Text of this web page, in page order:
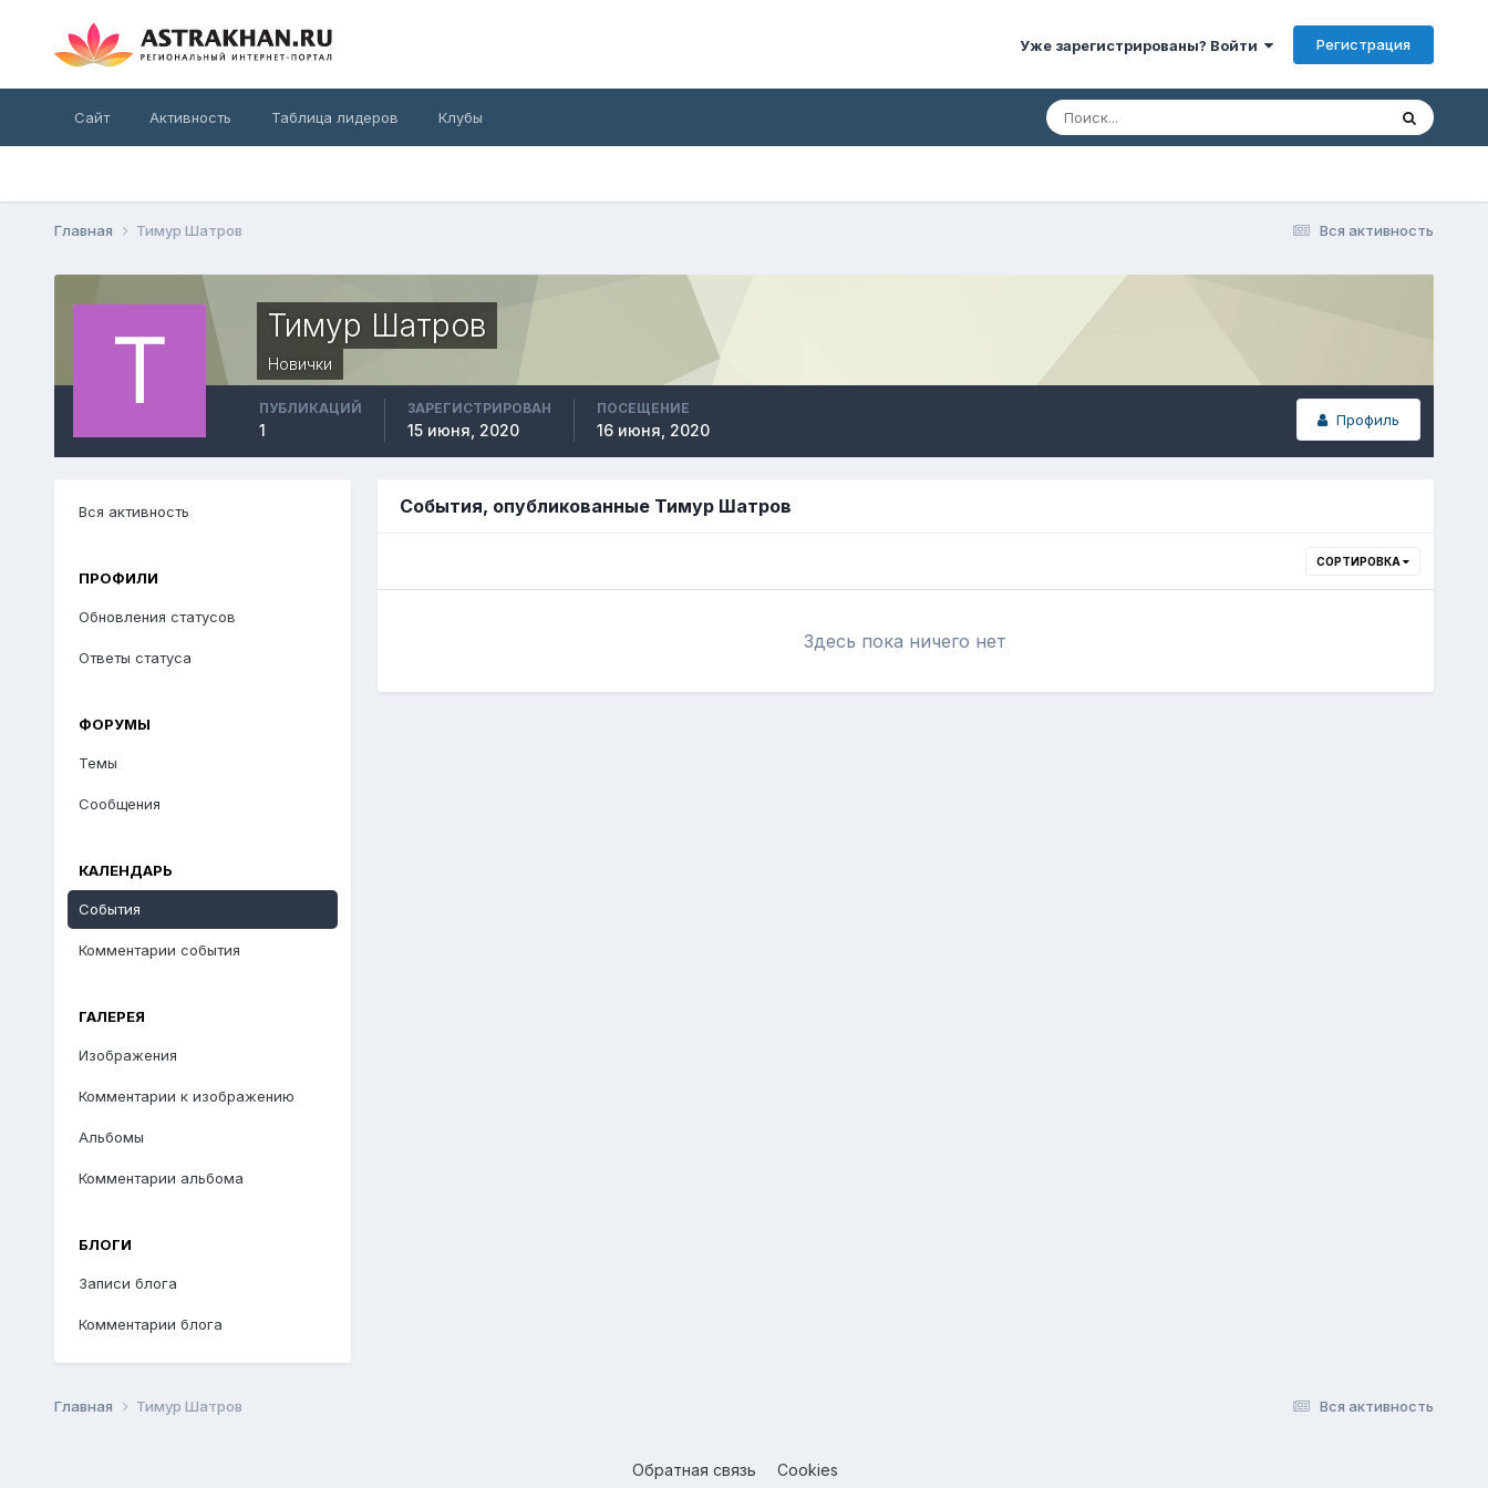
Уже зарегистрированы? Войти Регистрация
Сайт Активность Таблица лидеров Клубы
Вся активность
Главная Тимур Шатров
Тимур Шатров
Новички
Профиль
ПУБЛИКАЦИЙ
1
ЗАРЕГИСТРИРОВАН
15 июня, 2020
ПОСЕЩЕНИЕ
16 июня, 2020
Вся активность
ПРОФИЛИ
Обновления статусов
Ответы статуса
ФОРУМЫ
Темы
Сообщения
КАЛЕНДАРЬ
События
Комментарии события
ГАЛЕРЕЯ
Изображения
Комментарии к изображению
Альбомы
Комментарии альбома
БЛОГИ
Записи блога
Комментарии блога
События, опубликованные Тимур Шатров
СОРТИРОВКА
Здесь пока ничего нет
Вся активность
Главная Тимур Шатров
Обратная связь Cookies